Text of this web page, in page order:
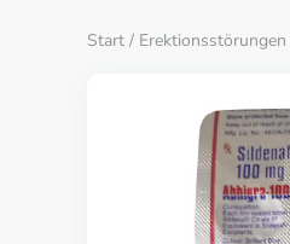
Start / Erektionsstörungen